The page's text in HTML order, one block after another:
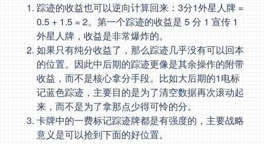
踪迹的收益也可以逆向计算回来：3分1外星人牌 =
0.5 + 1.5 = 2。第一个踪迹的收益是 5 分 1 宣传 1
外星人牌，收益是非常爆炸的。
如果只有纯分收益了，那么踪迹几乎没有可以回本
的位置。因此中后期的踪迹更像是其余操作的附带
收益，而不是核心拿分手段。比如大后期的1电标
记蓝色踪迹，主要目的是为了清空数据再次滚动起
来，而不是为了拿那点少得可怜的分。
卡牌中的一费标记踪迹牌都是有强度的，主要战略
意义是可以抢到下面的好位置。